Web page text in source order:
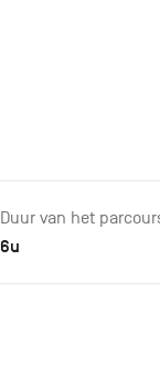
Duur van het
6u